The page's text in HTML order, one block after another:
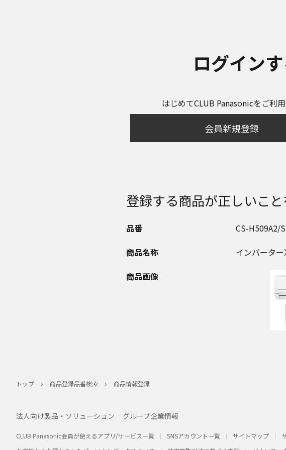
ログイン
はじめてCLUB Panasonicをご利
会員新規登録
登録する商品が正しいこ
品番
CS-H509A2/
商品名称
インバータ
商品画像
トップ 商品登録品番検索 商品情報登録
法人向け製品・ソリューション グループ企業情報
CLUB Panasonic会員が使えるアプリ/サービス一覧 SNSアカウント一覧 サイトマップ